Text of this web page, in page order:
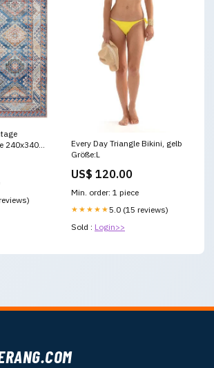
240x340
Every Day Triangle Bikini, gelb
Größe:L
US$ 120.00
Min. order: 1 piece
★★★★★5.0 (15 reviews)
Sold : Login>>